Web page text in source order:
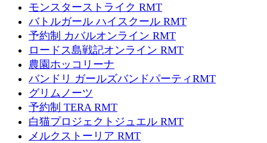
モンスターストライク RMT
バトルガール ハイスクール RMT
予約制 カバルオンライン RMT
ロードス島戦記オンライン RMT
農園ホッコリーナ
バンドリ ガールズバンドパーティRMT
グリムノーツ
予約制 TERA RMT
白猫プロジェクトジュエル RMT
メルクストーリア RMT